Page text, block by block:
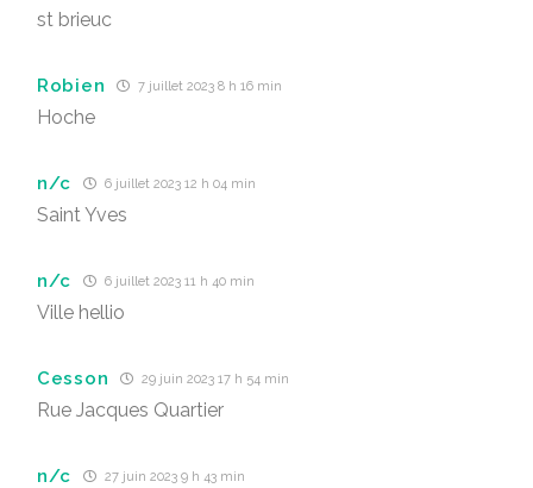
st brieuc
Robien 7 juillet 2023 8 h 16 min
Hoche
n/c 6 juillet 2023 12 h 04 min
Saint Yves
n/c 6 juillet 2023 11 h 40 min
Ville hellio
Cesson 29 juin 2023 17 h 54 min
Rue Jacques Quartier
n/c 27 juin 2023 9 h 43 min